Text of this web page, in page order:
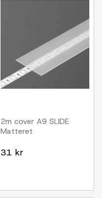
2m cover A9 SLIDE
Matteret
31 kr